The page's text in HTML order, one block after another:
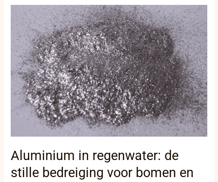
Aluminium in regenwater: de
stille bedreiging voor bomen en
Aluminium
in
regenwater:
de
stille
bedreiging
voor
bomen
en
biodiversiteit